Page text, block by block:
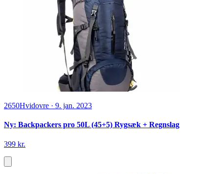
2650Hvidovre · 9. jan. 2023
Ny: Backpackers pro 50L (45+5) Rygsæk + Regnslag
399 kr.